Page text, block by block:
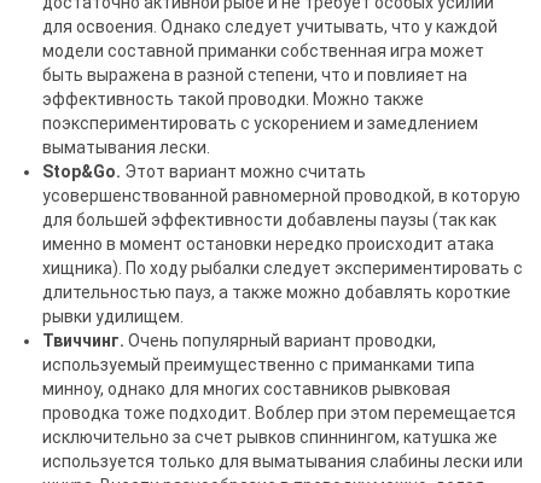
для освоения. Однако следует учитывать, что у каждой
модели составной приманки собственная игра может
быть выражена в разной степени, что и повлияет на
эффективность такой проводки. Можно также
поэкспериментировать с ускорением и замедлением
выматывания лески.
Stop&Go. Этот вариант можно считать
усовершенствованной равномерной проводкой, в которую
для большей эффективности добавлены паузы (так как
именно в момент остановки нередко происходит атака
хищника). По ходу рыбалки следует экспериментировать с
длительностью пауз, а также можно добавлять короткие
рывки удилищем.
Твиччинг. Очень популярный вариант проводки,
используемый преимущественно с приманками типа
минноу, однако для многих составников рывковая
проводка тоже подходит. Воблер при этом перемещается
исключительно за счет рывков спиннингом, катушка же
используется только для выматывания слабины лески или